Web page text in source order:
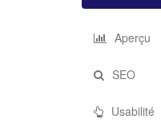
Aperçu
SEO
Usabilité